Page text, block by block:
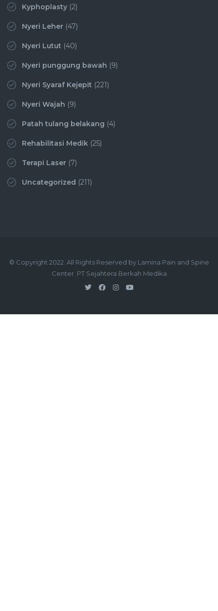
Kyphoplasty (2)
Nyeri Leher (47)
Nyeri Lutut (40)
Nyeri punggung bawah (9)
Nyeri Syaraf Kejepit (221)
Nyeri Wajah (9)
Patah tulang belakang (4)
Rehabilitasi Medik (25)
Terapi Laser (7)
Uncategorized (211)
© Copyright 2022. All Rights Reserved by Lamina Pain and Spine
Center. PT Sejahtera Berkah Medika